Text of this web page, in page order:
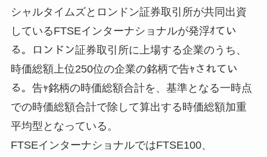
シャルタイムズとロンドン証券取引所が共同出資
しているFTSEインターナショナルが発浮ｵてい
る。ロンドン証券取引所に上場する企業のうち、
時価総額上位250位の企業の銘柄で告ｬされてい
る。告ｬ銘柄の時価総額合計を、基準となる一時点
での時価総額合計で除して算出する時価総額加重
平均型となっている。
FTSEインターナショナルではFTSE100、